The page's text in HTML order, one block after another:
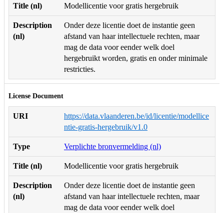
Title (nl) Modellicentie voor gratis hergebruik
Description
(nl)
Onder deze licentie doet de instantie geen
afstand van haar intellectuele rechten, maar
mag de data voor eender welk doel
hergebruikt worden, gratis en onder minimale
restricties.
License Document
URI
https://data.vlaanderen.be/id/licentie/modellice
ntie-gratis-hergebruik/v1.0
Type Verplichte bronvermelding (nl)
Title (nl) Modellicentie voor gratis hergebruik
Description
(nl)
Onder deze licentie doet de instantie geen
afstand van haar intellectuele rechten, maar
mag de data voor eender welk doel